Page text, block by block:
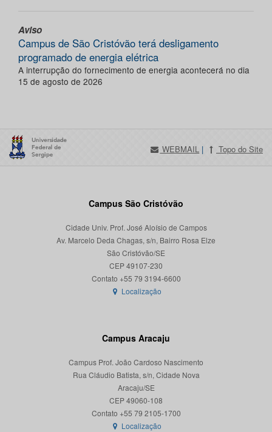
Aviso
Campus de São Cristóvão terá desligamento
programado de energia elétrica
A interrupção do fornecimento de energia acontecerá no dia
15 de agosto de 2026
WEBMAIL | Topo do Site
Campus São Cristóvão
Cidade Univ. Prof. José Aloísio de Campos
Av. Marcelo Deda Chagas, s/n, Bairro Rosa Elze
São Cristóvão/SE
CEP 49107-230
Localização
Campus Aracaju
Campus Prof. João Cardoso Nascimento
Rua Cláudio Batista, s/n, Cidade Nova
Aracaju/SE
CEP 49060-108
Localização